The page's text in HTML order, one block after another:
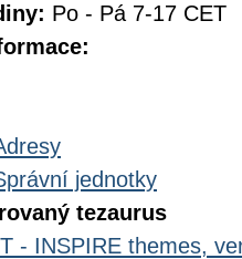
Po - Pá 7-17 CET
jednotky
tezaurus
- INSPIRE themes,